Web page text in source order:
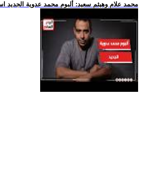
.. محمد علام وهيثم سعيد: ألبوم محمد عدوية الجديد